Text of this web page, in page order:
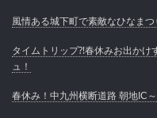
風情ある城下町で素敵なひなま
タイムトリップ⁈春休みお出かけ
ュ！
春休み！中九州横断道路 朝地IC